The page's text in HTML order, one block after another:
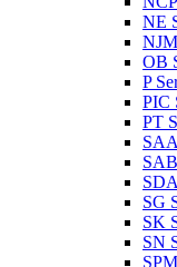
NE
OB
P
PIC
PT
SG
SK
SN